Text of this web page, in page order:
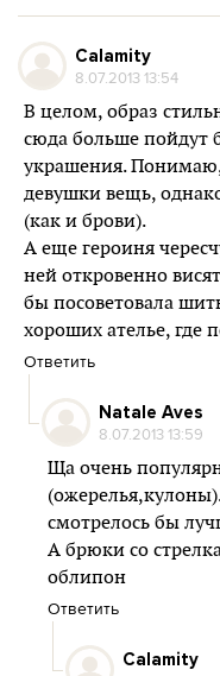
Calamity
8.07.2013 13:54
В целом, образ
сюда больше пойдут
украшения. Понимаю,
девушки вещь,
(как и брови).
А еще героиня
ней откровенно
бы посоветовала
хороших ателье, где
Ответить
Natale Aves
8.07.2013 13:59
Ща очень
смотрелось бы
А брюки со
облипон
Ответить
Calamity